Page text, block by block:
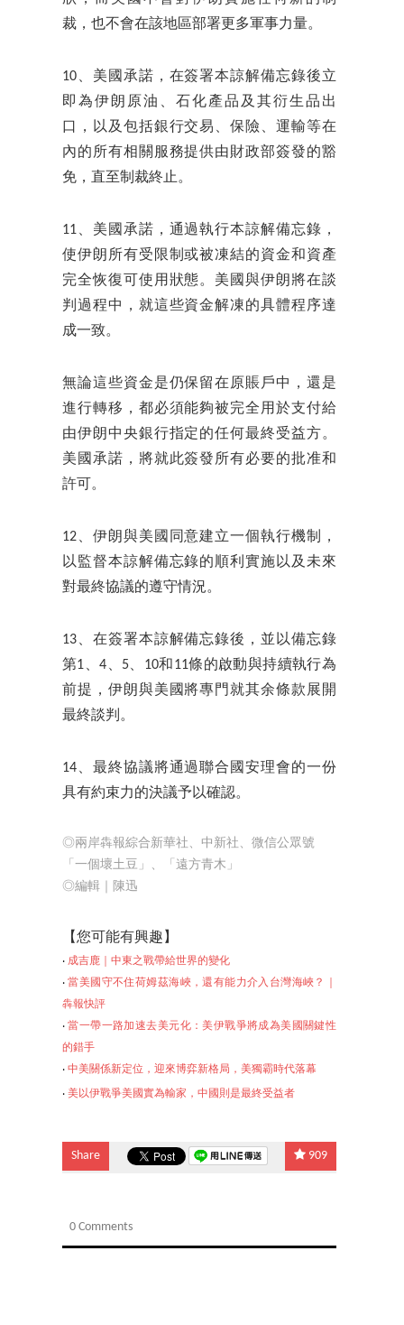
裁，也不會在該地區部署更多軍事力量。
10、美國承諾，在簽署本諒解備忘錄後立
即為伊朗原油、石化產品及其衍生品出
口，以及包括銀行交易、保險、運輸等在
內的所有相關服務提供由財政部簽發的豁
免，直至制裁終止。
11、美國承諾，通過執行本諒解備忘錄，
使伊朗所有受限制或被凍結的資金和資產
完全恢復可使用狀態。美國與伊朗將在談
判過程中，就這些資金解凍的具體程序達
成一致。
無論這些資金是仍保留在原賬戶中，還是
進行轉移，都必須能夠被完全用於支付給
由伊朗中央銀行指定的任何最終受益方。
美國承諾，將就此簽發所有必要的批准和
許可。
12、伊朗與美國同意建立一個執行機制，
以監督本諒解備忘錄的順利實施以及未來
對最終協議的遵守情況。
13、在簽署本諒解備忘錄後，並以備忘錄
第1、4、5、10和11條的啟動與持續執行為
前提，伊朗與美國將專門就其余條款展開
最終談判。
14、最終協議將通過聯合國安理會的一份
具有約束力的決議予以確認。
◎兩岸犇報綜合新華社、中新社、微信公眾號
「一個壞土豆」、「遠方青木」
◎編輯｜陳迅
【您可能有興趣】
‧ 成吉鹿｜中東之戰帶給世界的變化
‧當美國守不住荷姆茲海峽，還有能力介入台灣海峽？｜
犇報快評
‧當一帶一路加速去美元化：美伊戰爭將成為美國關鍵性
的錯手
‧ 中美關係新定位，迎來博弈新格局，美獨霸時代落幕
‧ 美以伊戰爭美國實為輸家，中國則是最終受益者
Share 909
0 Comments